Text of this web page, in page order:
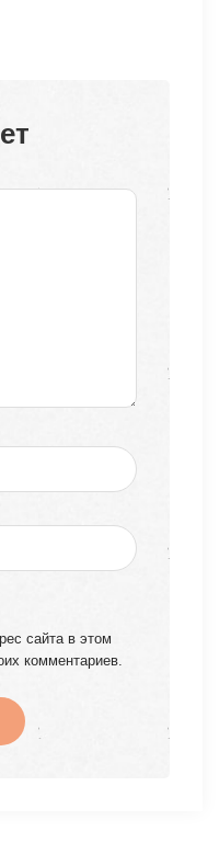
сайта в этом
комментариев.